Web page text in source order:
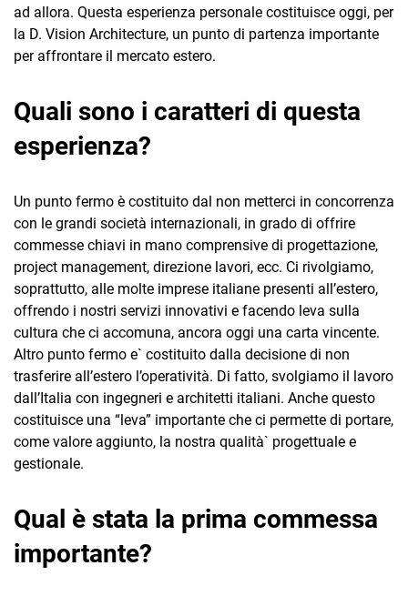
ad allora. Questa esperienza personale costituisce oggi, per
la D. Vision Architecture, un punto di partenza importante
per affrontare il mercato estero.
Quali sono i caratteri di questa
esperienza?
Un punto fermo è costituito dal non metterci in concorrenza
con le grandi società internazionali, in grado di offrire
commesse chiavi in mano comprensive di progettazione,
project management, direzione lavori, ecc. Ci rivolgiamo,
soprattutto, alle molte imprese italiane presenti all’estero,
offrendo i nostri servizi innovativi e facendo leva sulla
cultura che ci accomuna, ancora oggi una carta vincente.
Altro punto fermo e` costituito dalla decisione di non
trasferire all’estero l’operatività. Di fatto, svolgiamo il lavoro
dall’Italia con ingegneri e architetti italiani. Anche questo
costituisce una “leva” importante che ci permette di portare,
come valore aggiunto, la nostra qualità` progettuale e
gestionale.
Qual è stata la prima commessa
importante?